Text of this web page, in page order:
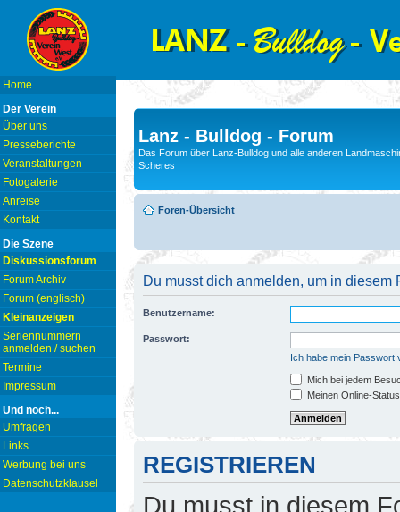
Home
Der Verein
Über uns
Presseberichte
Veranstaltungen
Fotogalerie
Anreise
Kontakt
Die Szene
Diskussionsforum
Forum Archiv
Forum (englisch)
Kleinanzeigen
Seriennummern
anmelden / suchen
Termine
Impressum
Und noch...
Umfragen
Links
Werbung bei uns
Datenschutzklausel
Lanz - Bulldog - Forum
Das Forum über Lanz-Bulldog und alle anderen
Scheres
Foren-Übersicht
Du musst dich anmelden, um in diesem
Benutzername:
Passwort:
Ich habe mein Passwort
Mich bei jedem
Meinen Online-
REGISTRIEREN
Du musst in diesem